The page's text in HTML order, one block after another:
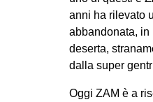
anni ha rilevato
abbandonata, in
deserta,
dalla super
Oggi ZAM è a